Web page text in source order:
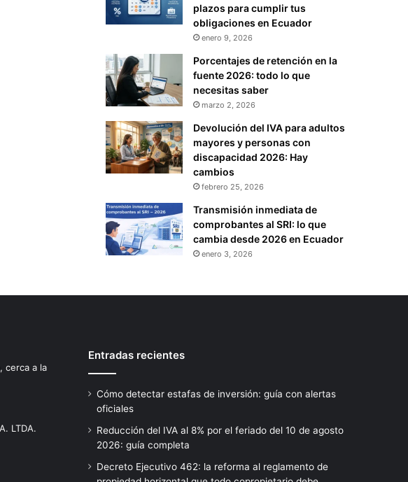
plazos para cumplir tus
obligaciones en Ecuador
enero 9, 2026
Porcentajes de retención en la
fuente 2026: todo lo que
necesitas saber
marzo 2, 2026
Devolución del IVA para adultos
mayores y personas con
discapacidad 2026: Hay
cambios
febrero 25, 2026
Transmisión inmediata de
comprobantes al SRI: lo que
cambia desde 2026 en Ecuador
enero 3, 2026
cerca a la
LTDA.
Entradas recientes
Cómo detectar estafas de inversión: guía con alertas
oficiales
Reducción del IVA al 8% por el feriado del 10 de agosto
2026: guía completa
Decreto Ejecutivo 462: la reforma al reglamento de